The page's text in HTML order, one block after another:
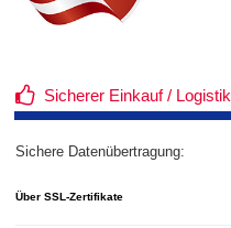
Sicherer Einkauf / Logistik
Sichere Datenübertragung:
Über SSL-Zertifikate